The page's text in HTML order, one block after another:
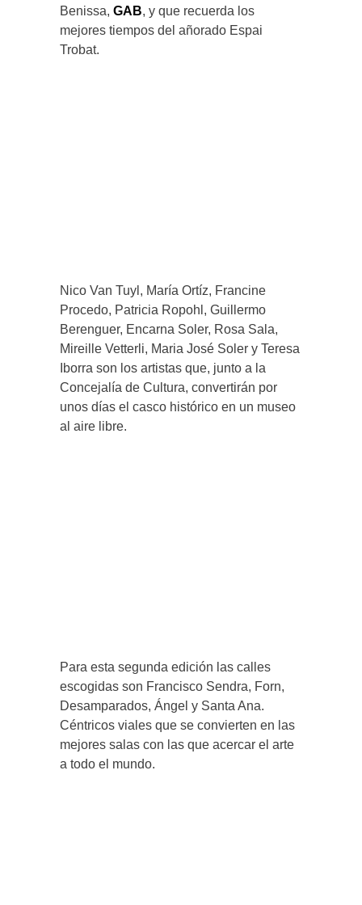
Benissa, GAB, y que recuerda los
mejores tiempos del añorado Espai
Trobat.
Nico Van Tuyl, María Ortíz, Francine
Procedo, Patricia Ropohl, Guillermo
Berenguer, Encarna Soler, Rosa Sala,
Mireille Vetterli, Maria José Soler y Teresa
Iborra son los artistas que, junto a la
Concejalía de Cultura, convertirán por
unos días el casco histórico en un museo
al aire libre.
Para esta segunda edición las calles
escogidas son Francisco Sendra, Forn,
Desamparados, Ángel y Santa Ana.
Céntricos viales que se convierten en las
mejores salas con las que acercar el arte
a todo el mundo.